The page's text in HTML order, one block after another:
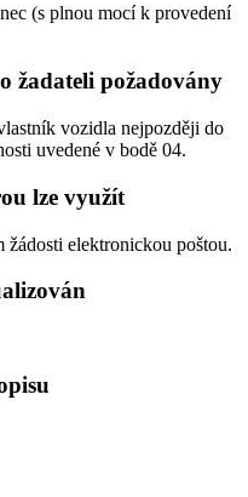
(s plnou mocí k provedení
žadateli požadovány
vozidla nejpozději do
uvedené v bodě 04.
lze využít
žádosti elektronickou poštou.